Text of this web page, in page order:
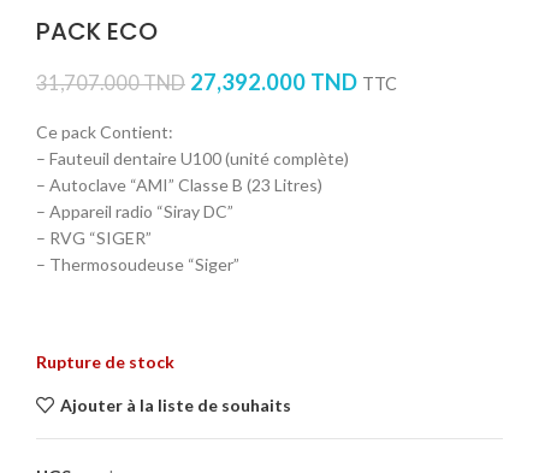
PACK ECO
31,707.000TND 27,392.000 TND TTC
Ce pack Contient:
– Fauteuil dentaire U100 (unité complète)
– Autoclave “AMI” Classe B (23 Litres)
– Appareil radio “Siray DC”
– RVG “SIGER”
– Thermosoudeuse “Siger”
Rupture de stock
Ajouter à la liste de souhaits